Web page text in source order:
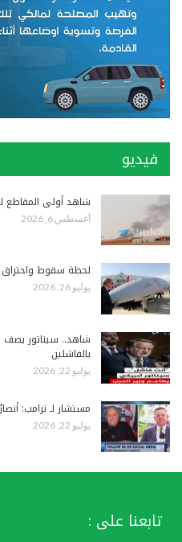
فيديو
شاهد أولى المقاطع
أغسطس 6, 2026
لحظة سقوط
يوليو 26, 2026
شاهد.. سيناتور يصف
بالفاشلين
يوليو 22, 2026
مستشار لـ ترامب:
يوليو 22, 2026
تابعنا على :